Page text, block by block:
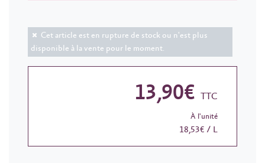
Cet article est en rupture de stock ou n'est plus
disponible à la vente pour le moment.
13,90€ TTC
À l'unité
18,53€ / L